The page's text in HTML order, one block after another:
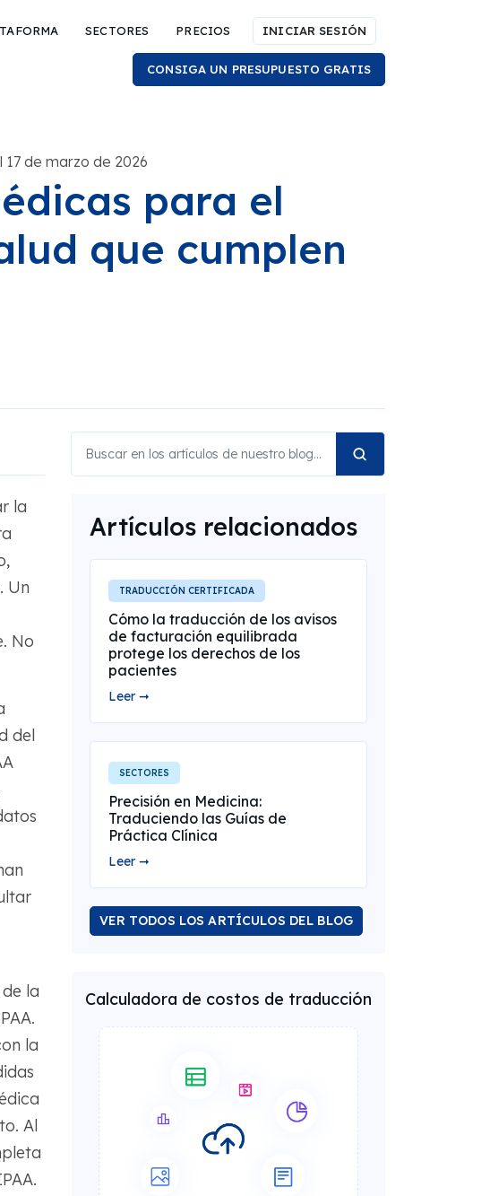
SECTORES PRECIOS INICIAR SESIÓN
CONSIGA UN PRESUPUESTO GRATIS
17 de marzo de 2026
para el
que cumplen
la
Un
No
del
la
la
Al
Artículos relacionados
TRADUCCIÓN CERTIFICADA
Cómo la traducción de los avisos
de facturación equilibrada
protege los derechos de los
pacientes
Leer ➞
SECTORES
Precisión en Medicina:
Traduciendo las Guías de
Práctica Clínica
Leer ➞
VER TODOS LOS ARTÍCULOS DEL BLOG
Calculadora de costos de traducción